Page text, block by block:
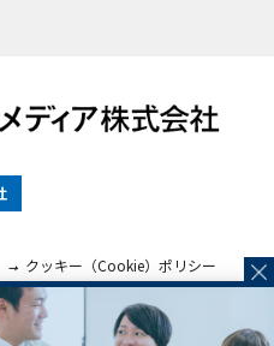
クッキー（Cookie）ポリシー
お問い合わせ